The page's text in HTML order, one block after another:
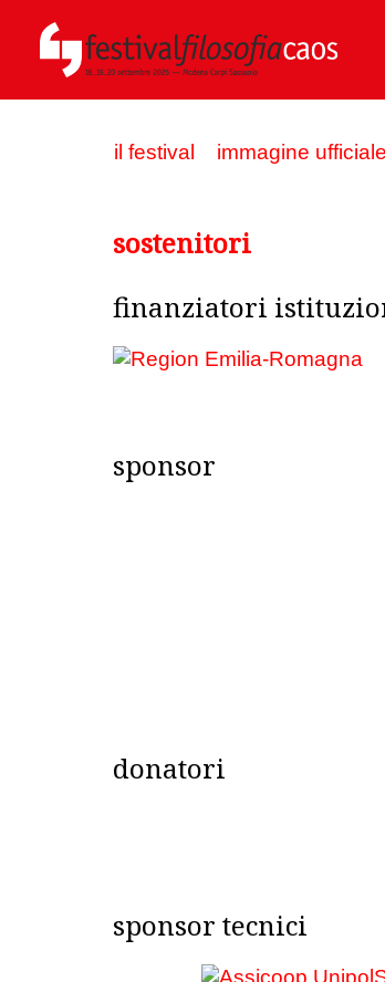
il festival immagine
sostenitori
finanziatori
sponsor
donatori
sponsor tecnici